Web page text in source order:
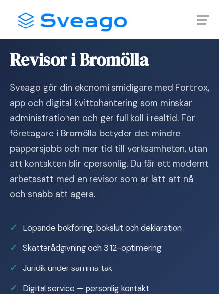
content
Revisor i Bromölla
Sveago gör din ekonomi smidigare med Fortnox,
app och digital kvittohantering som minskar
administrationen och ger full koll i realtid. För
företagare i Bromölla betyder det mindre
pappersjobb och mer tid till verksamheten, utan
att kontakten blir opersonlig. Du får ett modernt
arbetssätt med en revisor som är lätt att nå
och snabb att agera.
Löpande bokföring, bokslut och deklaration
Skatterådgivning och 3:12-optimering
Juridik under samma tak
Digital service — personlig kontakt